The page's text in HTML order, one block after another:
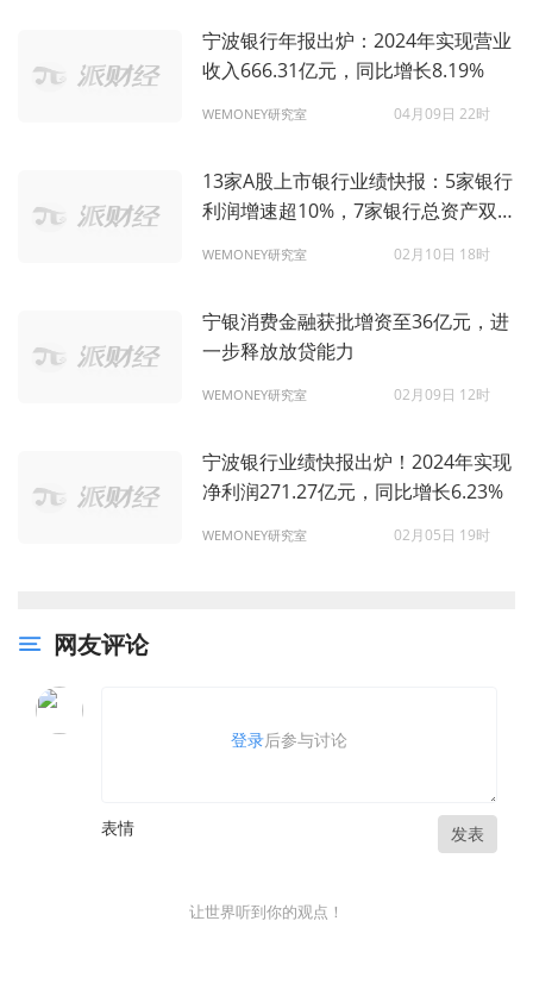
宁波银行年报出炉：2024年实现营业
收入666.31亿元，同比增长8.19%
WEMONEY研究室 04月09日 22时
13家A股上市银行业绩快报：5家银行
利润增速超10%，7家银行总资产双
WEMONEY研究室 02月10日 18时
宁银消费金融获批增资至36亿元，进
一步释放放贷能力
WEMONEY研究室 02月09日 12时
宁波银行业绩快报出炉！2024年实现
净利润271.27亿元，同比增长6.23%
WEMONEY研究室 02月05日 19时
网友评论
登录后参与讨论
表情 发表
让世界听到你的观点！